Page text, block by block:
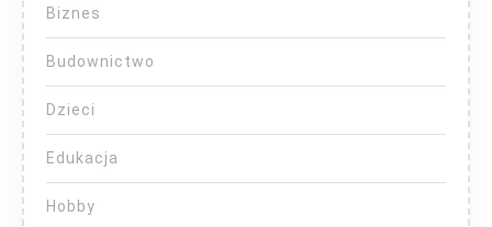
Biznes
Budownictwo
Dzieci
Edukacja
Hobby